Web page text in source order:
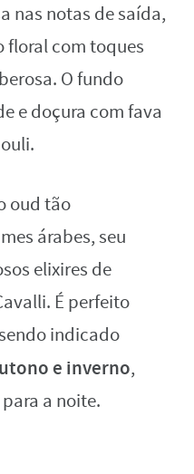
nas notas de saída,
floral com toques
O fundo
e doçura com fava
oud tão
árabes, seu
elixires de
É perfeito
indicado
e inverno,
a noite.